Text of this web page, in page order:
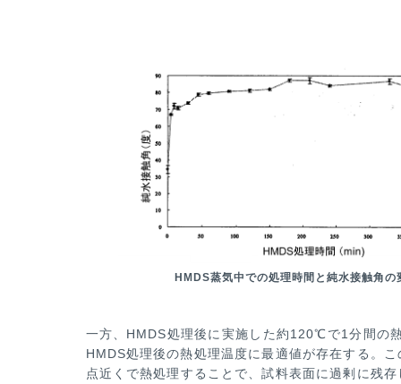
HMDS蒸気中での処理時間と純水接触角の
一方、HMDS処理後に実施した約120℃で1分間の
HMDS処理後の熱処理温度に最適値が存在する。
点近くで熱処理することで、試料表面に過剰に残